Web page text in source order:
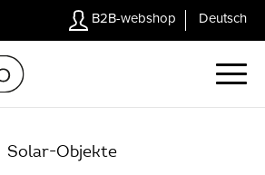
B2B-webshop Deutsch
Solar-Objekte